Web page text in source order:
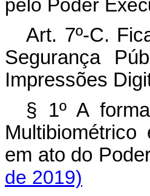
pelo Poder
Art. 7º-C.
Segurança
Impressões
§ 1º A
em ato do
de 2019)